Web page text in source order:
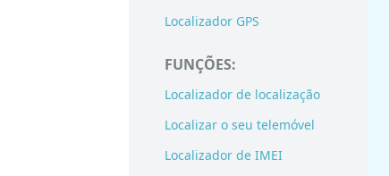
Localizador GPS
FUNÇÕES:
Localizador de localização
Localizar o seu telemóvel
Localizador de IMEI